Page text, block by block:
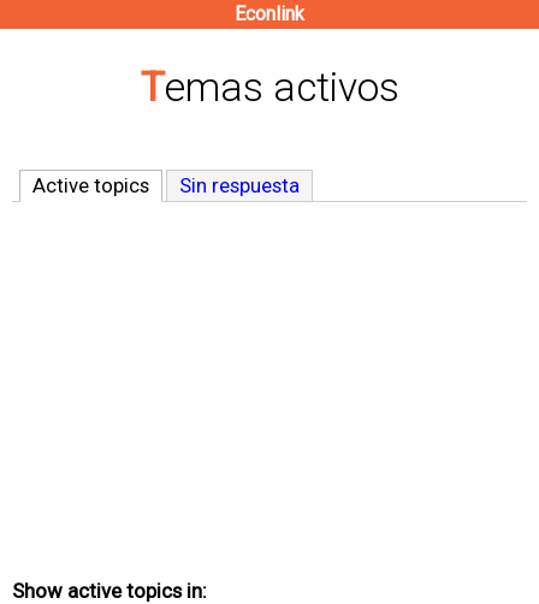
contenido
Econlink
Temas activos
Active topics (solapa activa)
Sin respuesta
Show active topics in: